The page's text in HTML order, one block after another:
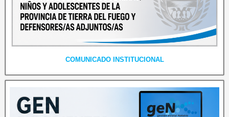
COMUNICADO INSTITUCIONAL